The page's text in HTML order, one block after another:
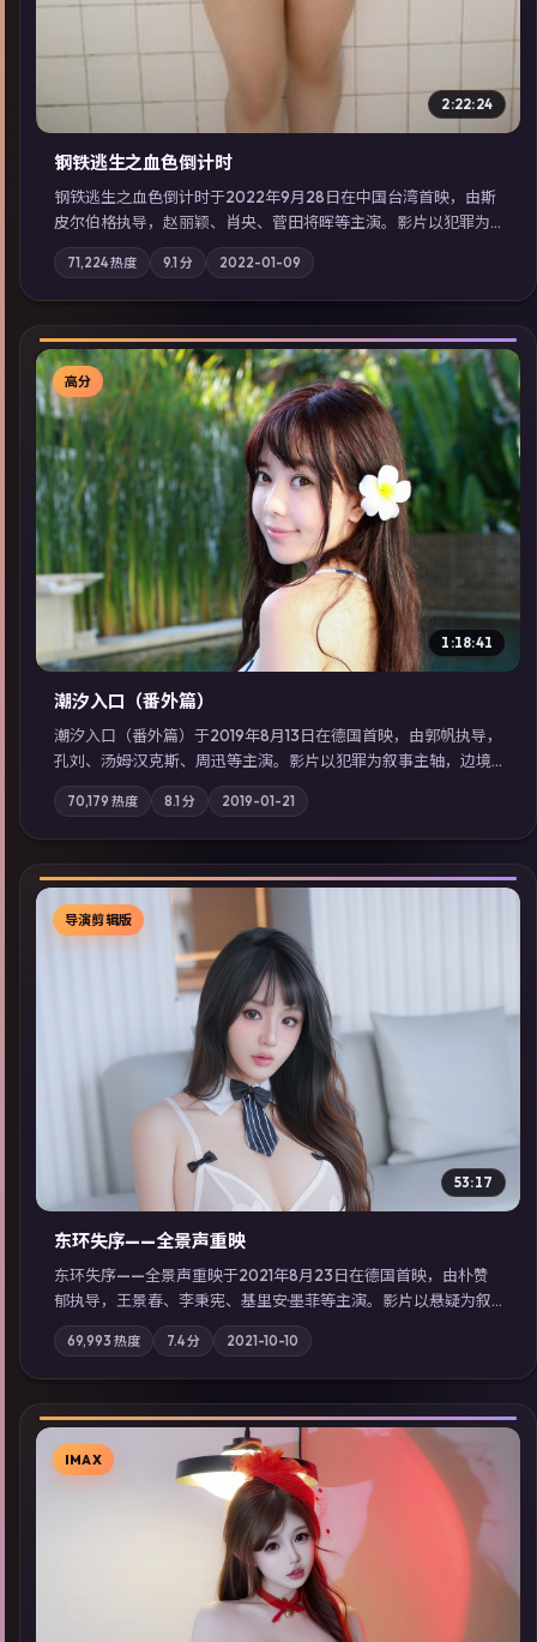
2:22:24
钢铁逃生之血色倒计时
钢铁逃生之血色倒计时于2022年9月28日在中国台湾首映，由斯
皮尔伯格执导，赵丽颖、肖央、菅田将晖等主演。影片以犯罪为
叙事主轴，失踪人口档案牵出跨国灰色产业链；摄影与配乐强化
地域气质；站内亦可通过「国产免费观看高清电视剧在线看」延
展检索同类型高分佳作，畅享高清在线追剧体验。
71,224热度 9.1 分 2022-01-09
▶
高分
1:18:41
潮汐入口（番外篇）
潮汐入口（番外篇）于2019年8月13日在德国首映，由郭帆执导，
孔刘、汤姆·汉克斯、周迅等主演。影片以犯罪为叙事主轴，边境
小镇的平静被一封匿名信彻底打破；摄影与配乐强化地域气质；
站内亦可通过「国产免费观看高清电视剧在线看」延展检索同类
型高分佳作，畅享高清在线追剧体验。
70,179 热度 8.1 分 2019-01-21
▶
导演剪辑版
53:17
东环失序——全景声重映
东环失序——全景声重映于2021年8月23日在德国首映，由朴赞
郁执导，王景春、李秉宪、基里安·墨菲等主演。影片以悬疑为叙
事主轴，科技与人性的边界在实验事故后逐渐模糊；摄影与配乐
强化地域气质；站内亦可通过「国产免费观看高清电视剧在线
看」延展检索同类型高分佳作，畅享高清在线追剧体验。
69,993 热度 7.4分 2021-10-10
▶
IMAX